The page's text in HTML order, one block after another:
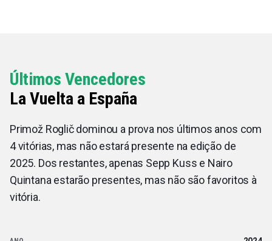
Últimos Vencedores
La Vuelta a España
Primož Roglič dominou a prova nos últimos anos com
4 vitórias, mas não estará presente na edição de
2025. Dos restantes, apenas Sepp Kuss e Nairo
Quintana estarão presentes, mas não são favoritos à
vitória.